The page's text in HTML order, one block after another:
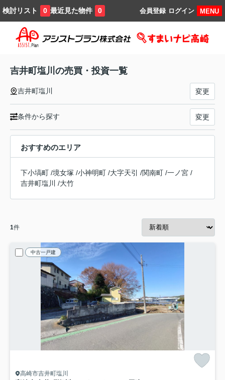
検討リスト 0 最近見た物件 0 MENU
ログイン
会員登録
吉井町塩川の売買・投資一覧
吉井町塩川 変更
条件から探す 変更
おすすめのエリア
下小塙町 /境女塚 /小神明町 /大字天引 /関南町 /一ノ宮 /
吉井町塩川
/大竹
1件
中古一戸建
高崎市吉井町塩川